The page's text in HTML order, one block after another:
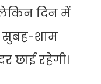
दिन में
शाम
छाई रहेगी।